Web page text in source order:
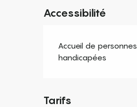
Accessibilité
Accueil de personnes
handicapées
Tarifs